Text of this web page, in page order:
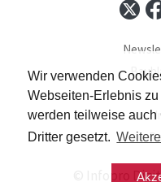
Wir verwenden
Webseiten-Erlebnis
werden teilweise
Dritter gesetzt.
© Infopro